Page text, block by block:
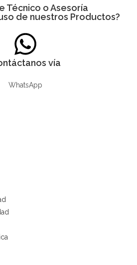
Técnico o Asesoría
de nuestros Productos?
vía
WhatsApp